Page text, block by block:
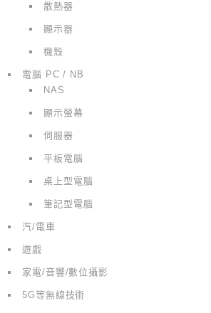
散熱器
顯示器
機殼
電腦 PC / NB
NAS
顯示螢幕
伺服器
平板電腦
桌上型電腦
筆記型電腦
汽/電車
遊戲
家電/音響/數位攝影
5G等無線技術